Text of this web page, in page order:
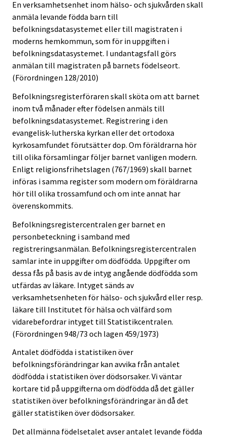
En verksamhetsenhet inom hälso- och sjukvården skall
anmäla levande födda barn till
befolkningsdatasystemet eller till magistraten i
moderns hemkommun, som för in uppgiften i
befolkningsdatasystemet. I undantagsfall görs
anmälan till magistraten på barnets födelseort.
(Förordningen 128/2010)
Befolkningsregisterföraren skall sköta om att barnet
inom två månader efter födelsen anmäls till
befolkningsdatasystemet. Registrering i den
evangelisk-lutherska kyrkan eller det ortodoxa
kyrkosamfundet förutsätter dop. Om föräldrarna hör
till olika församlingar följer barnet vanligen modern.
Enligt religionsfrihetslagen (767/1969) skall barnet
införas i samma register som modern om föräldrarna
hör till olika trossamfund och om inte annat har
överenskommits.
Befolkningsregistercentralen ger barnet en
personbeteckning i samband med
registreringsanmälan. Befolkningsregistercentralen
samlar inte in uppgifter om dödfödda. Uppgifter om
dessa fås på basis av de intyg angående dödfödda som
utfärdas av läkare. Intyget sänds av
verksamhetsenheten för hälso- och sjukvård eller resp.
läkare till Institutet för hälsa och välfärd som
vidarebefordrar intyget till Statistikcentralen.
(Förordningen 948/73 och lagen 459/1973)
Antalet dödfödda i statistiken över
befolkningsförändringar kan avvika från antalet
dödfödda i statistiken över dödsorsaker. Vi väntar
kortare tid på uppgifterna om dödfödda då det gäller
statistiken över befolkningsförändringar än då det
gäller statistiken över dödsorsaker.
Det allmänna födelsetalet avser antalet levande födda